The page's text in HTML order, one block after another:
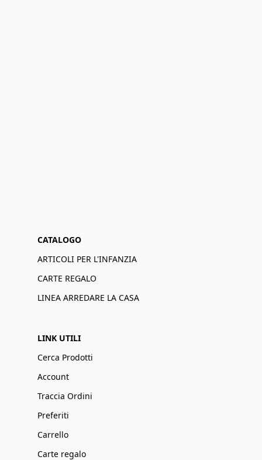
CATALOGO
ARTICOLI PER L'INFANZIA
CARTE REGALO
LINEA ARREDARE LA CASA
LINK UTILI
Cerca Prodotti
Account
Traccia Ordini
Preferiti
Carrello
Carte regalo